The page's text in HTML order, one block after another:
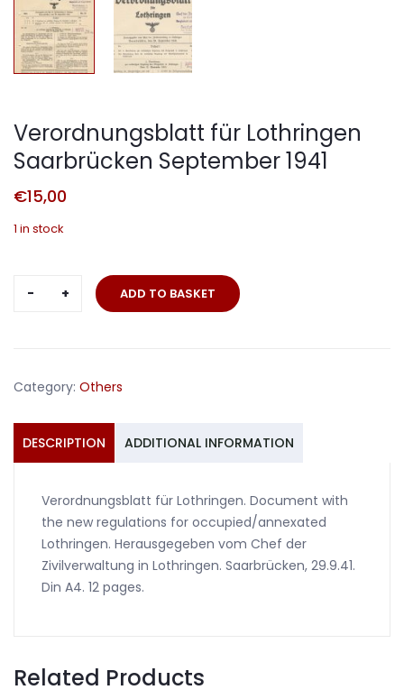
Verordnungsblatt für Lothringen
Saarbrücken September 1941
€15,00
1 in stock
Verordnungsblatt
1941
ADD TO BASKET
Category: Others
DESCRIPTION ADDITIONAL INFORMATION
Verordnungsblatt für Lothringen. Document with
the new regulations for occupied/annexated
Lothringen. Herausgegeben vom Chef der
Zivilverwaltung in Lothringen. Saarbrücken, 29.9.41.
Din A4. 12 pages.
Related Products